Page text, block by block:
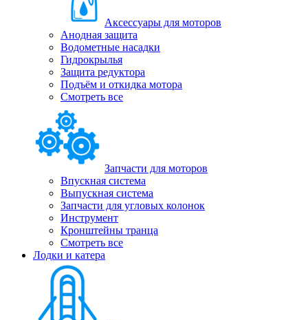
Аксессуары для моторов
Анодная защита
Водометные насадки
Гидрокрылья
Защита редуктора
Подъём и откидка мотора
Смотреть все
Запчасти для моторов
Впускная система
Выпускная система
Запчасти для угловых колонок
Инструмент
Кронштейны транца
Смотреть все
Лодки и катера